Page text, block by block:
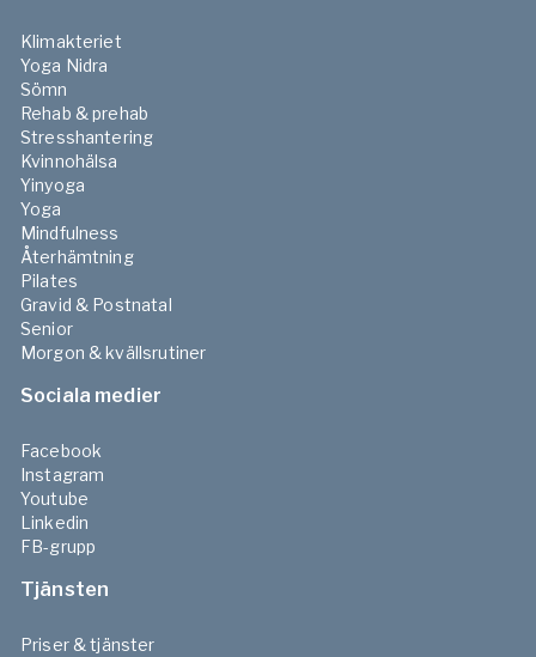
Klimakteriet
Yoga Nidra
Sömn
Rehab & prehab
Stresshantering
Kvinnohälsa
Yinyoga
Yoga
Mindfulness
Återhämtning
Pilates
Gravid & Postnatal
Senior
Morgon & kvällsrutiner
Sociala medier
Facebook
Instagram
Youtube
Linkedin
FB-grupp
Tjänsten
Priser & tjänster